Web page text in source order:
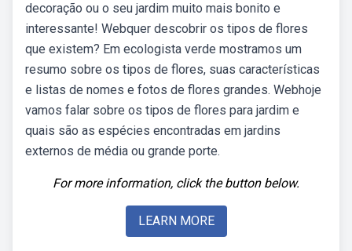
decoração ou o seu jardim muito mais bonito e
interessante! Webquer descobrir os tipos de flores
que existem? Em ecologista verde mostramos um
resumo sobre os tipos de flores, suas características
e listas de nomes e fotos de flores grandes. Webhoje
vamos falar sobre os tipos de flores para jardim e
quais são as espécies encontradas em jardins
externos de média ou grande porte.
For more information, click the button below.
LEARN MORE